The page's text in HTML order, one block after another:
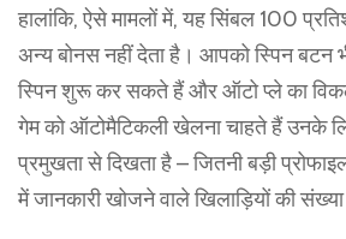
हालांकि, ऐसे मामलों में, यह सिंबल 100
अन्य बोनस नहीं देता है। आपको स्पिन बटन
स्पिन शुरू कर सकते हैं और ऑटो प्ले का
गेम को ऑटोमैटिकली खेलना चाहते हैं उनके
प्रमुखता से दिखता है – जितनी बड़ी
में जानकारी खोजने वाले खिलाड़ियों की